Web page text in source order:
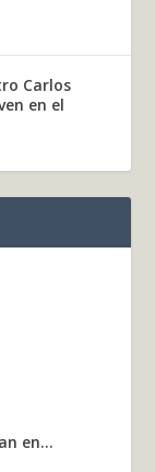
Carlos
en el
en...